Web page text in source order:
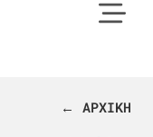
← ΑΡΧΙΚΗ